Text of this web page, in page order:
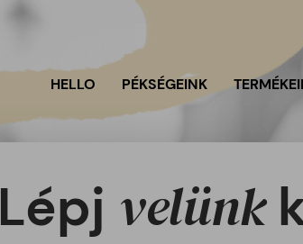
HELLO PÉKSÉGEINK
Lépj velünk